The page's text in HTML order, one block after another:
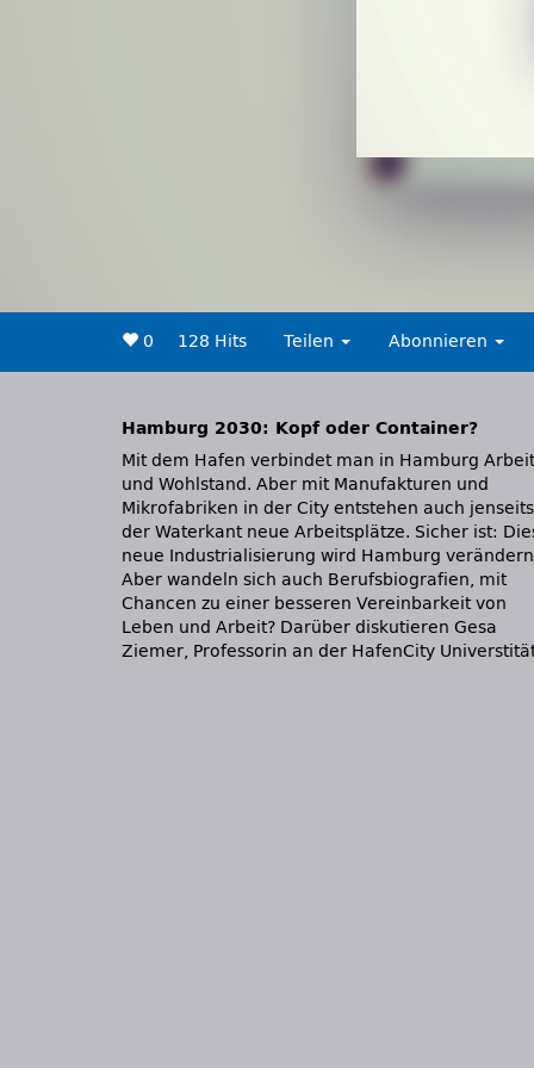
0 128 Hits Teilen Abonnieren
Hamburg 2030: Kopf oder Container?
Mit dem Hafen verbindet man in Hamburg Arbeit
und Wohlstand. Aber mit Manufakturen und
Mikrofabriken in der City entstehen auch jenseits
der Waterkant neue Arbeitsplätze. Sicher ist:
neue Industrialisierung wird Hamburg
Aber wandeln sich auch Berufsbiografien, mit
Chancen zu einer besseren Vereinbarkeit von
Leben und Arbeit? Darüber diskutieren Gesa
Ziemer, Professorin an der HafenCity
Tobias Knahl, Abteilungsleiter Industrie, Energie
und Umwelt der Handelskammer Hamburg, und
Rolf Kellner, Architekt und Stadtplaner. Moderation:
Catarina Felixmüller und Thorsten Pilz, NDR
Diskussion und Radioaufzeichnung in
mit NDR 90,3 und Hamburg Journal zur ARD-